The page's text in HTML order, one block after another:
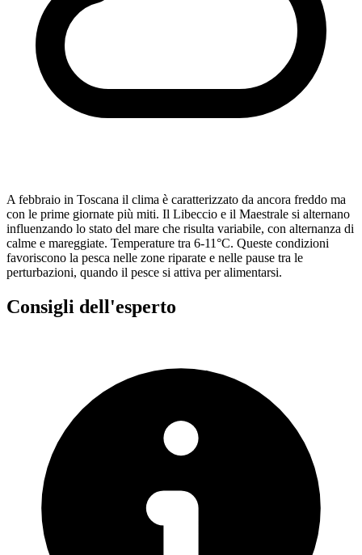
A febbraio in Toscana il clima è caratterizzato da ancora freddo ma
con le prime giornate più miti. Il Libeccio e il Maestrale si alternano
influenzando lo stato del mare che risulta variabile, con alternanza di
calme e mareggiate. Temperature tra 6-11°C. Queste condizioni
favoriscono la pesca nelle zone riparate e nelle pause tra le
perturbazioni, quando il pesce si attiva per alimentarsi.
Consigli dell'esperto